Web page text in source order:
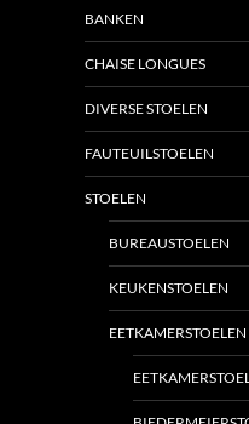
BANKEN
CHAISE LONGUES
DIVERSE STOELEN
FAUTEUILSTOELEN
STOELEN
BUREAUSTOELEN
KEUKENSTOELEN
EETKAMERSTOELEN